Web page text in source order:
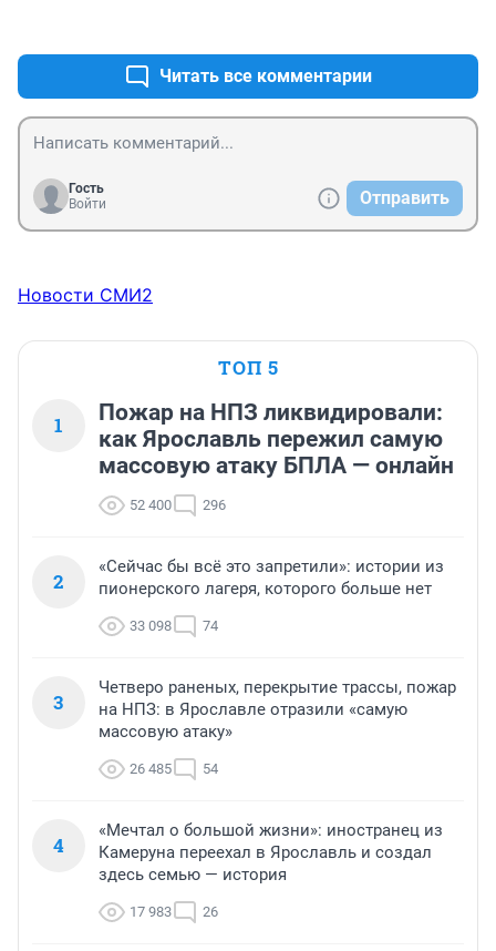
Читать все комментарии
Гость
Войти
Отправить
Новости СМИ2
ТОП 5
1
Пожар на НПЗ ликвидировали:
как Ярославль пережил самую
массовую атаку БПЛА — онлайн
52 400 296
2
«Сейчас бы всё это запретили»: истории из
пионерского лагеря, которого больше нет
33 098 74
3
Четверо раненых, перекрытие трассы, пожар
на НПЗ: в Ярославле отразили «самую
массовую атаку»
26 485 54
4
«Мечтал о большой жизни»: иностранец из
Камеруна переехал в Ярославль и создал
здесь семью — история
17 983 26